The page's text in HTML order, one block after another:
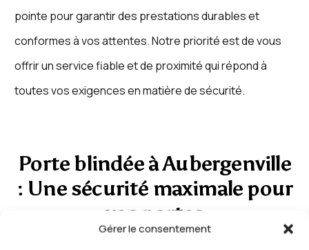
Gérer le consentement
pointe pour garantir des prestations durables et
conformes à vos attentes. Notre priorité est de vous
offrir un service fiable et de proximité qui répond à
toutes vos exigences en matière de sécurité.
Porte blindée à Aubergenville
: Une sécurité maximale pour
vos portes
est